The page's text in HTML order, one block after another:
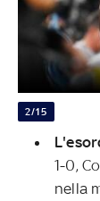
2/15
1-0,
nella